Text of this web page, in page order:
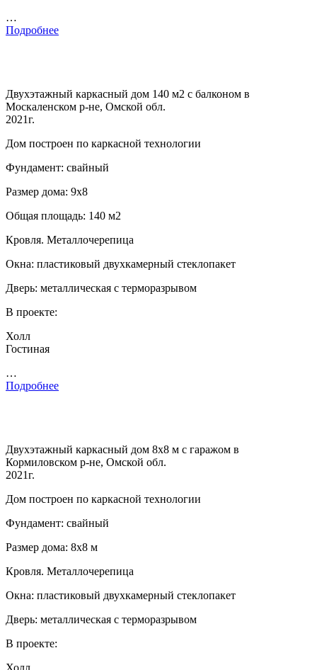
…
Подробнее
Двухэтажный каркасный дом 140 м2 с балконом в
Москаленском р-не, Омской обл.
2021г.
Дом построен по каркасной технологии
Фундамент: свайный
Размер дома: 9х8
Общая площадь: 140 м2
Кровля. Металлочерепица
Окна: пластиковый двухкамерный стеклопакет
Дверь: металлическая с терморазрывом
В проекте:
Холл
Гостиная
…
Подробнее
Двухэтажный каркасный дом 8х8 м с гаражом в
Кормиловском р-не, Омской обл.
2021г.
Дом построен по каркасной технологии
Фундамент: свайный
Размер дома: 8х8 м
Кровля. Металлочерепица
Окна: пластиковый двухкамерный стеклопакет
Дверь: металлическая с терморазрывом
В проекте:
Холл